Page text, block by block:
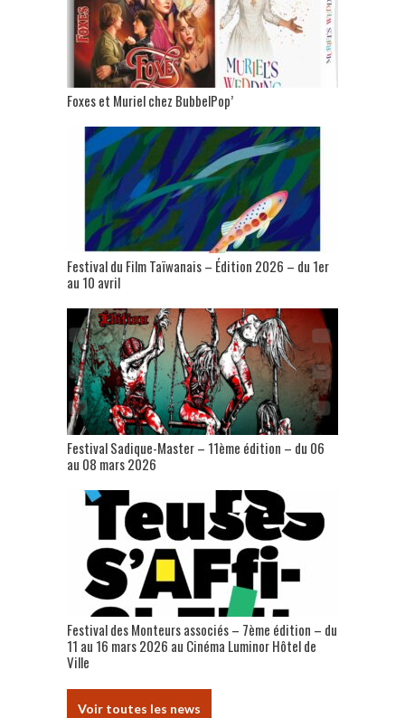
Foxes et Muriel chez BubbelPop’
Festival du Film Taïwanais – Édition 2026 – du 1er
au 10 avril
Festival Sadique-Master – 11ème édition – du 06
au 08 mars 2026
Festival des Monteurs associés – 7ème édition – du
11 au 16 mars 2026 au Cinéma Luminor Hôtel de
Ville
Voir toutes les news